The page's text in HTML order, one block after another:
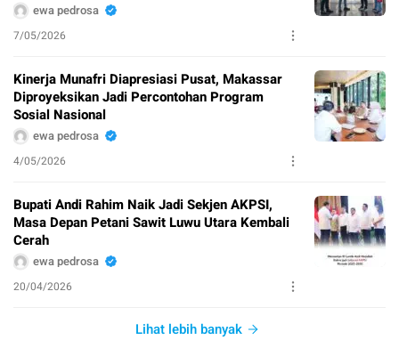
ewa pedrosa
7/05/2026
Kinerja Munafri Diapresiasi Pusat, Makassar
Diproyeksikan Jadi Percontohan Program
Sosial Nasional
ewa pedrosa
4/05/2026
Bupati Andi Rahim Naik Jadi Sekjen AKPSI,
Masa Depan Petani Sawit Luwu Utara Kembali
Cerah
ewa pedrosa
20/04/2026
Lihat lebih banyak